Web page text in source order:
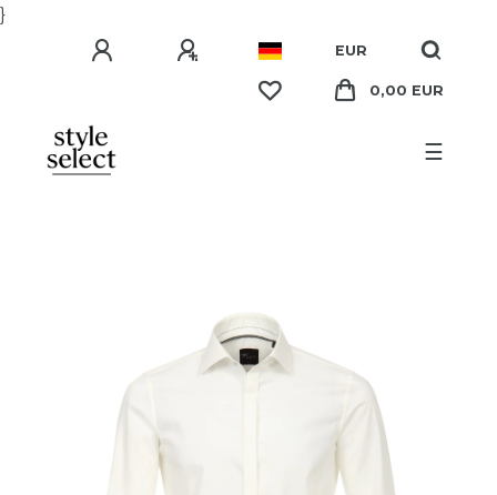
}
EUR
0,00 EUR
☰